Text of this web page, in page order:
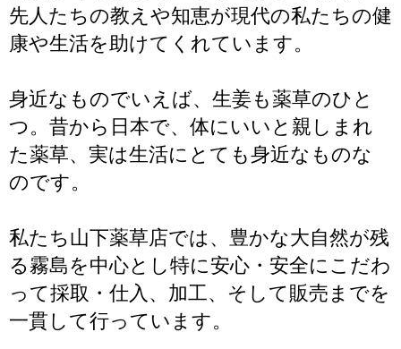
先人たちの教えや知恵が現代の私たちの健
康や生活を助けてくれています。
身近なものでいえば、生姜も薬草のひと
つ。昔から日本で、体にいいと親しまれ
た薬草、実は生活にとても身近なものな
のです。
私たち山下薬草店では、豊かな大自然が残
る霧島を中心とし特に安心・安全にこだわ
って採取・仕入、加工、そして販売までを
一貫して行っています。